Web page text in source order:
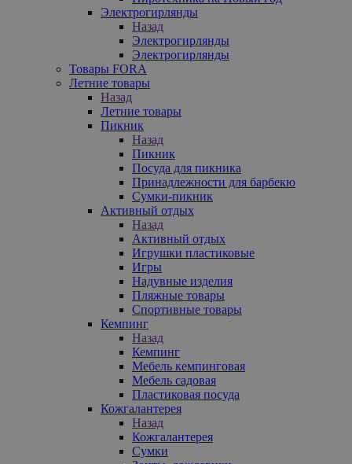
Электрогирлянды
Назад
Электрогирлянды
Электрогирлянды
Товары FORA
Летние товары
Назад
Летние товары
Пикник
Назад
Пикник
Посуда для пикника
Принадлежности для барбекю
Сумки-пикник
Активный отдых
Назад
Активный отдых
Игрушки пластиковые
Игры
Надувные изделия
Пляжные товары
Спортивные товары
Кемпинг
Назад
Кемпинг
Мебель кемпинговая
Мебель садовая
Пластиковая посуда
Кожгалантерея
Назад
Кожгалантерея
Сумки